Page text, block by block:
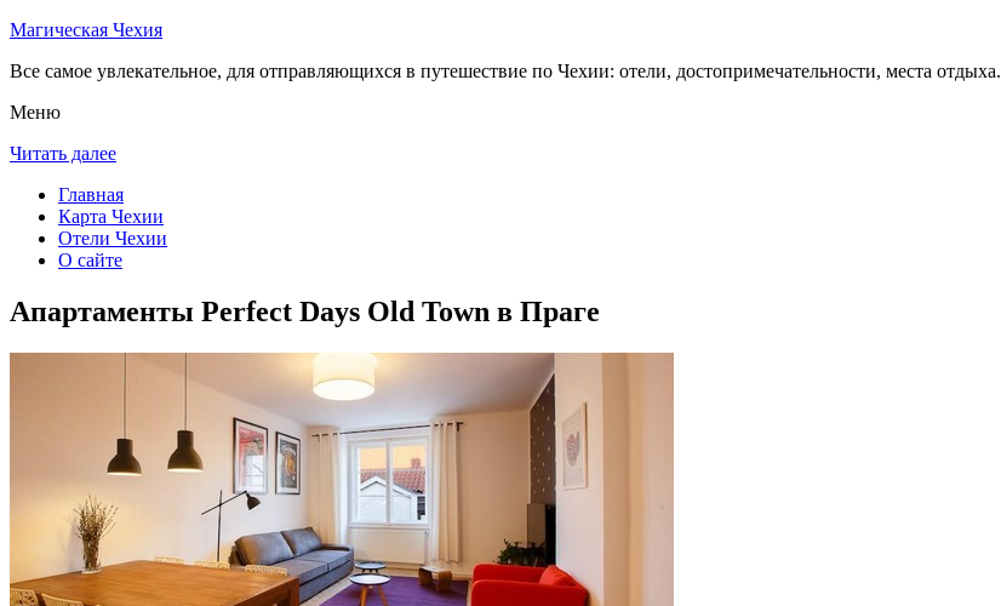
Магическая Чехия
Все самое увлекательное, для отправляющихся в путешествие по Чехии: отели, достопримечательности, места отдыха.
Меню
Читать далее
Главная
Карта Чехии
Отели Чехии
О сайте
Апартаменты Perfect Days Old Town в Праге